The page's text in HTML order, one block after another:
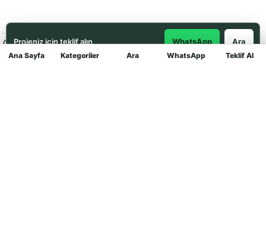
Ana Sayfa Kategoriler Ara WhatsApp Teklif Al
Projeniz için teklif alın WhatsApp Ara